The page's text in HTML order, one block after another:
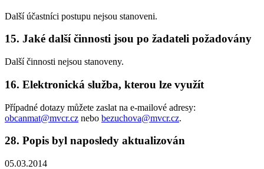
Další účastníci postupu nejsou stanoveni.
15. Jaké další činnosti jsou po žadateli požadovány
Další činnosti nejsou stanoveny.
16. Elektronická služba, kterou lze využít
Případné dotazy můžete zaslat na e-mailové adresy:
obcanmat@mvcr.cz nebo bezuchova@mvcr.cz.
28. Popis byl naposledy aktualizován
05.03.2014